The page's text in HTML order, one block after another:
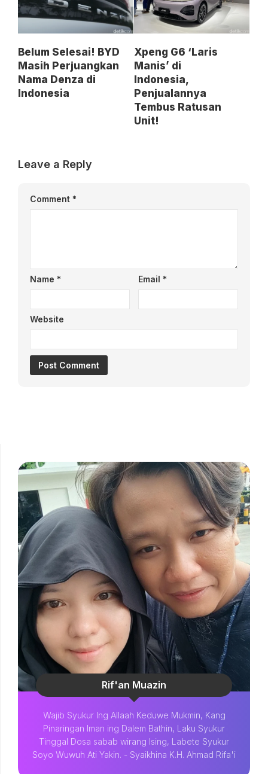
Belum Selesai! BYD
Masih Perjuangkan
Nama Denza di
Indonesia
Xpeng G6 ‘Laris
Manis’ di
Indonesia,
Penjualannya
Tembus Ratusan
Unit!
Leave a Reply
Comment *
Name * Email *
Website
Rif'an Muazin
Wajib Syukur Ing Allaah Keduwe Mukmin, Kang
Pinaringan Iman ing Dalem Bathin, Laku Syukur
Tinggal Dosa sabab wirang Ising, Labete Syukur
Soyo Wuwuh Ati Yakin. - Syaikhina K.H. Ahmad Rifa'i